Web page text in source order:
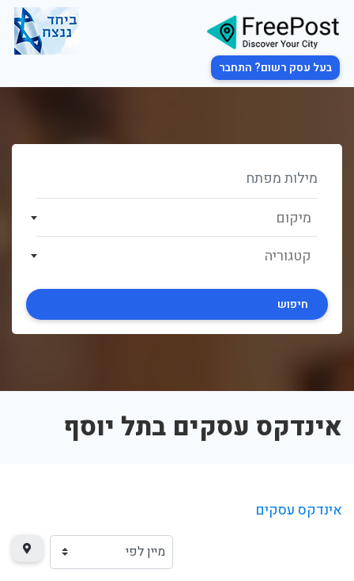
בעל עסק רשום? התחבר
מיקום
קטגוריה
חיפוש
אינדקס עסקים בתל יוסף
אינדקס עסקים